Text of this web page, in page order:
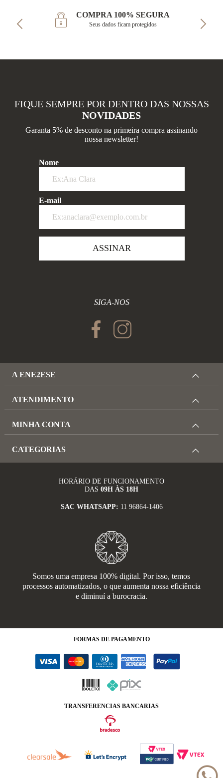
COMPRA 100% SEGURA
Seus dados ficam protegidos
FIQUE SEMPRE POR DENTRO DAS NOSSAS
NOVIDADES
Garanta 5% de desconto na primeira compra assinando
nossa newsletter!
Nome
E-mail
ASSINAR
SIGA-NOS
A ENE2ESE
ATENDIMENTO
MINHA CONTA
CATEGORIAS
HORÁRIO DE FUNCIONAMENTO
DAS 09H ÀS 18H
SAC WHATSAPP: 11 96864-1406
Somos uma empresa 100% digital. Por isso, temos
processos automatizados, o que aumenta nossa eficiência
e diminuí a burocracia.
FORMAS DE PAGAMENTO
TRANSFERENCIAS BANCARIAS